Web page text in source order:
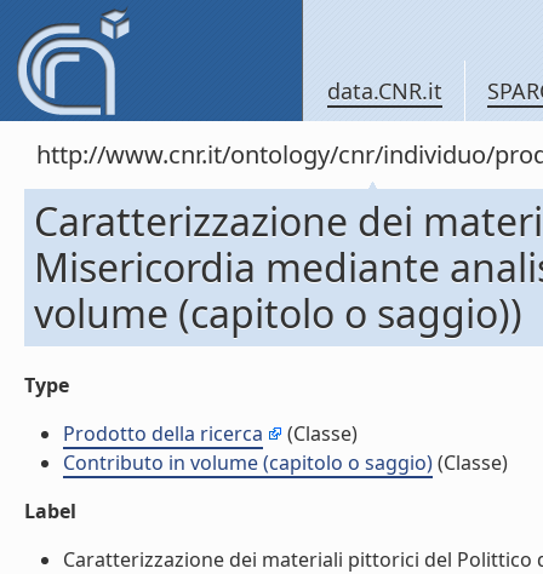
data.CNR.it
http://www.cnr.it/ontology/cnr/individuo/
Caratterizzazione dei
Misericordia mediante
volume (capitolo o saggio))
Type
Prodotto della ricerca
(Classe)
Contributo in volume (capitolo o saggio)(Classe)
Label
Caratterizzazione dei materiali pittorici del